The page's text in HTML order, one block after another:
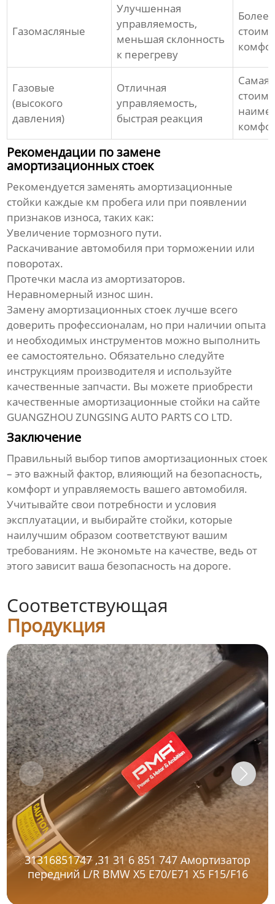
Газомасляные
Улучшенная
управляемость,
меньшая склонность
к перегреву
Более
Газовые
(высокого
давления)
Отличная
управляемость,
быстрая реакция
Самая
Рекомендации по замене
амортизационных стоек
Рекомендуется заменятьамортизационные
стойки каждые км пробега или при появлении
признаков износа, таких как:
Увеличение тормозного пути.
Раскачивание автомобиля при торможении или
поворотах.
Протечки масла из амортизаторов.
Неравномерный износ шин.
Заменуамортизационных стоеклучше всего
доверить профессионалам, но при наличии опыта
и необходимых инструментов можно выполнить
ее самостоятельно. Обязательно следуйте
инструкциям производителя и используйте
качественные запчасти. Вы можете приобрести
качественныеамортизационные стойки на сайте
GUANGZHOU ZUNGSING AUTO PARTS CO LTD.
Заключение
Правильный выбортипов амортизационных стоек
– это важный фактор, влияющий на безопасность,
комфорт и управляемость вашего автомобиля.
Учитывайте свои потребности и условия
эксплуатации, и выбирайте стойки, которые
наилучшим образом соответствуют вашим
требованиям. Не экономьте на качестве, ведь от
этого зависит ваша безопасность на дороге.
Соответствующая
Продукция
31316851747 ,31 31 6 851 747 Амортизатор
передний L/R BMW X5 E70/E71 X5 F15/F16